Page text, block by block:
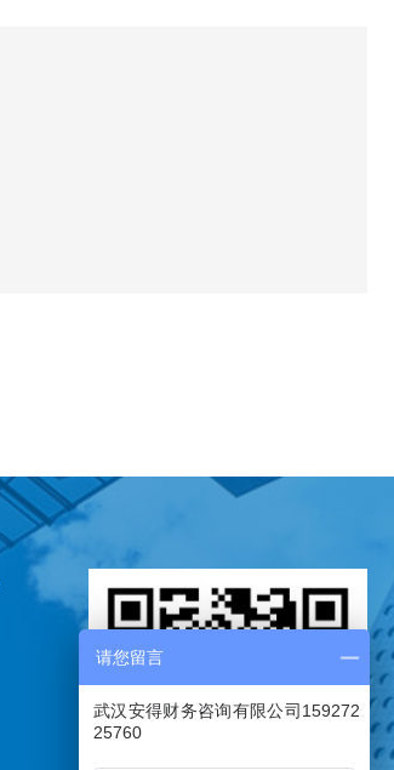
请您留言
武汉安得财务咨询有限公司159272
25760